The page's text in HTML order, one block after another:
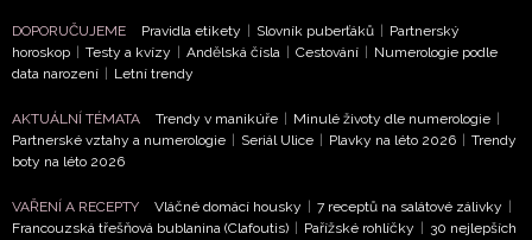
DOPORUČUJEME Pravidla etikety Slovník puberťáků
Partnerský
horoskop
Testy a kvízy Andělská čísla Cestování
Numerologie podle
data narození
Letní trendy
AKTUÁLNÍ TÉMATA Trendy v manikúře Minulé životy dle numerologie
Partnerské vztahy a numerologie
Seriál Ulice Plavky na léto 2026
Trendy
boty na léto 2026
VAŘENÍ A RECEPTY Vláčné domácí housky 7 receptů na salátové zálivky
Francouzská třešňová bublanina (Clafoutis)
Pařížské rohlíčky
30 nejlepších